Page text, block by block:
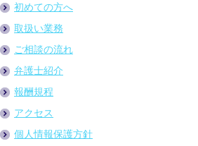
初めての方へ
取扱い業務
ご相談の流れ
弁護士紹介
報酬規程
アクセス
個人情報保護方針